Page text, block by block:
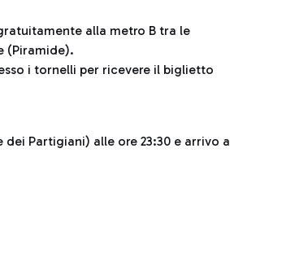
alla metro B tra le
(Piramide).
i tornelli per ricevere il biglietto
Partigiani) alle ore 23:30 e arrivo a